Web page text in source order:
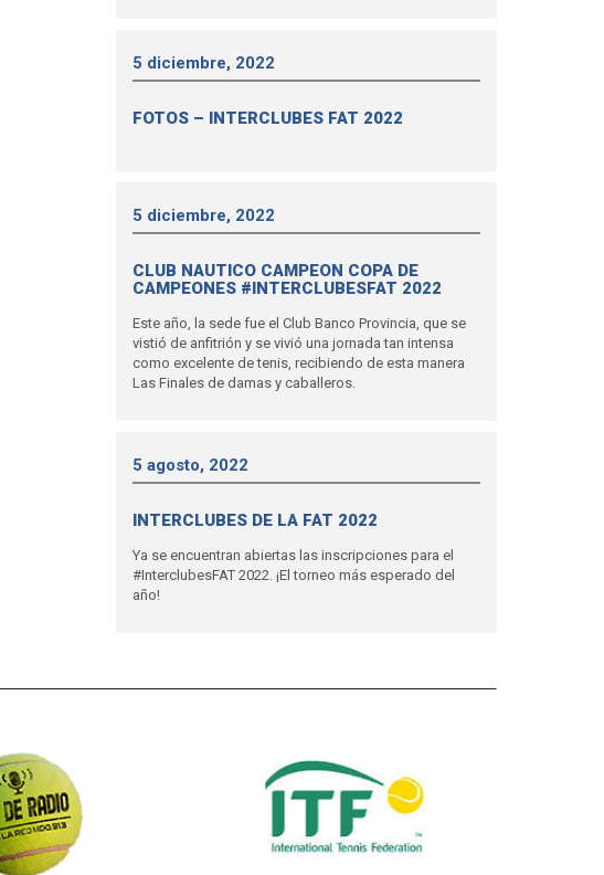
5 diciembre, 2022
FOTOS – INTERCLUBES FAT 2022
5 diciembre, 2022
CLUB NAUTICO CAMPEON COPA DE
CAMPEONES #INTERCLUBESFAT 2022
Este año, la sede fue el Club Banco Provincia, que se
vistió de anfitrión y se vivió una jornada tan intensa
como excelente de tenis, recibiendo de esta manera
Las Finales de damas y caballeros.
5 agosto, 2022
INTERCLUBES DE LA FAT 2022
Ya se encuentran abiertas las inscripciones para el
#InterclubesFAT 2022. ¡El torneo más esperado del
año!